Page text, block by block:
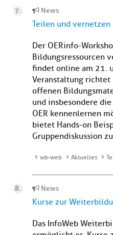
News
Teilen und vernetzen
Der OERinfo-
Bildungsressourcen
findet online am 21.
Veranstaltung richtet
offenen
und insbesondere
OER kennenlernen
bietet Hands-on
Gruppendiskussion
wb-web Aktuelles
News
Kurse zur
Das InfoWeb